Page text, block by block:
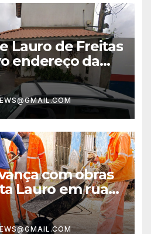
Lauro de Freitas
endereço da
com obras
Lauro em ruas